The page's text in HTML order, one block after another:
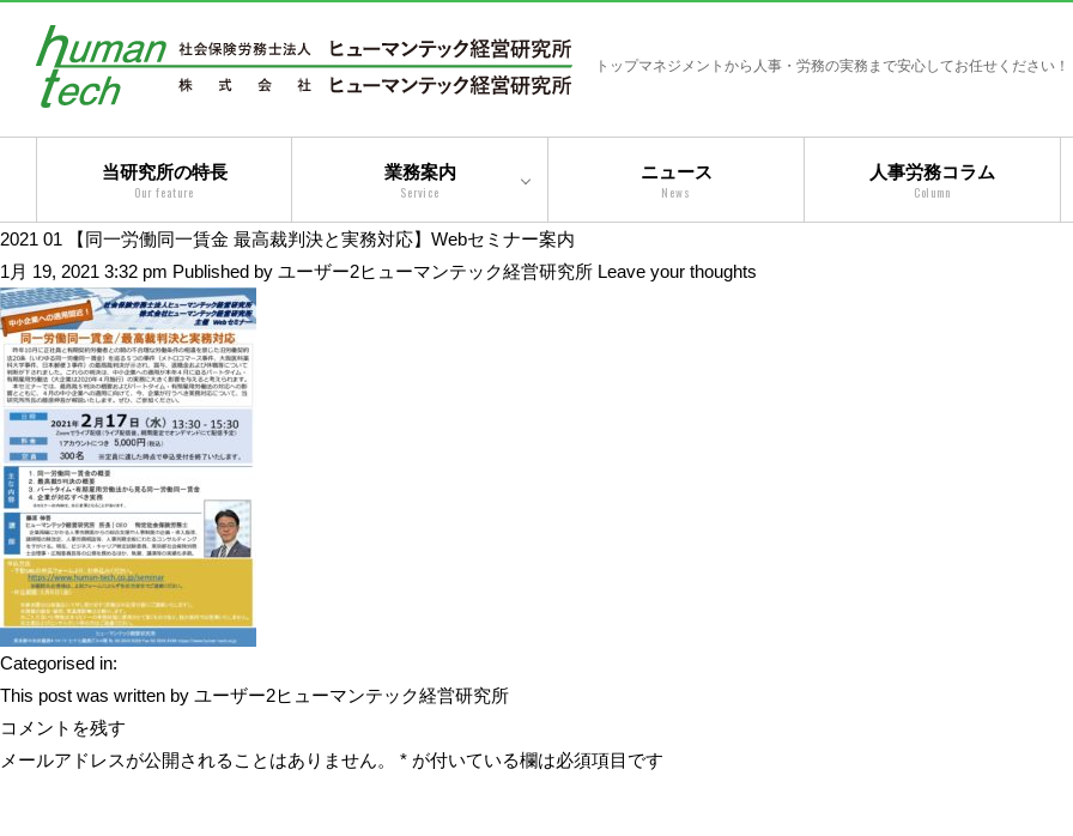
トップマネジメントから人事・労務の実務まで安心してお任せください！
当研究所の特長
Our feature
業務案内
Service
二法人体制によるトータ
ルサービス
ニュース
News
人事労務コラム
Column
2021 01 【同一労働同一賃金 最高裁判決と実務対応】Webセミナー案内
1月 19, 2021 3:32 pm Published by ユーザー2ヒューマンテック経営研究所 Leave your thoughts
Categorised in:
This post was written by ユーザー2ヒューマンテック経営研究所
コメントを残す
メールアドレスが公開されることはありません。
* が付いている欄は必須項目です